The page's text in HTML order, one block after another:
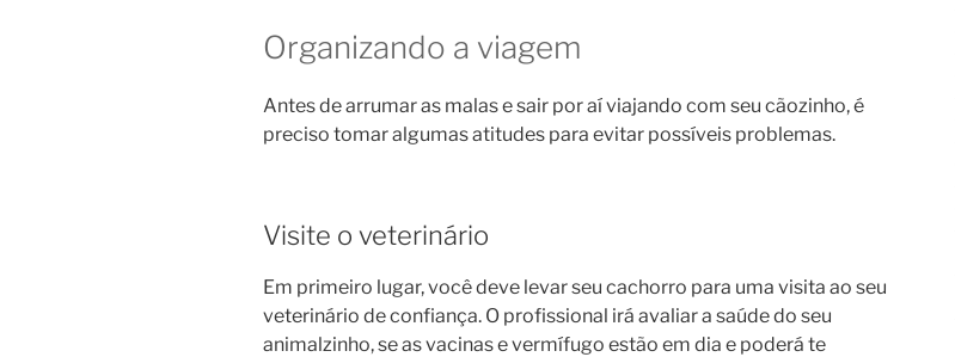
Organizando a viagem
Antes de arrumar as malas e sair por aí viajando com seu cãozinho, é
preciso tomar algumas atitudes para evitar possíveis problemas.
Visite o veterinário
Em primeiro lugar, você deve levar seu cachorro para uma visita ao seu
veterinário de confiança. O profissional irá avaliar a saúde do seu
animalzinho, se as vacinas e vermífugo estão em dia e poderá te